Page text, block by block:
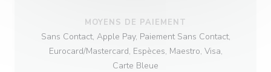
MOYENS DE PAIEMENT
Sans Contact, Apple Pay, Paiement Sans Contact,
Eurocard/Mastercard, Espèces, Maestro, Visa,
Carte Bleue